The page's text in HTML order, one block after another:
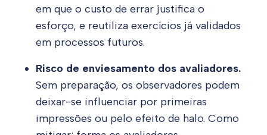
em que o custo de errar justifica o
esforço, e reutiliza exercícios já validados
em processos futuros.
Risco de enviesamento dos avaliadores.
Sem preparação, os observadores podem
deixar-se influenciar por primeiras
impressões ou pelo efeito de halo. Como